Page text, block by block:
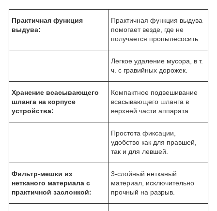
Практичная функция
выдува:
Практичная функция выдува
помогает везде, где не
получается пропылесосить
Легкое удаление мусора, в т.
ч. с гравийных дорожек.
Хранение всасывающего
шланга на корпусе
устройства:
Компактное подвешивание
всасывающего шланга в
верхней части аппарата.
Простота фиксации,
удобство как для правшей,
так и для левшей.
Фильтр-мешки из
нетканого материала с
практичной заслонкой:
3-слойный нетканый
материал, исключительно
прочный на разрыв.